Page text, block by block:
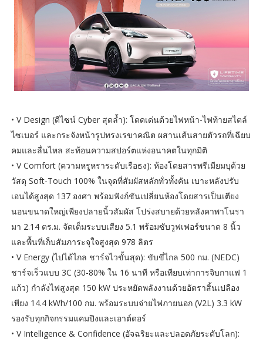
• V Design (ดีไซน์ Cyber สุดล้ำ): โดดเด่นด้วยไฟหน้า-ไฟท้ายสไตล์
ไซเบอร์ และกระจังหน้ารูปทรงเรขาคณิต ผสานเส้นสายตัวรถที่เฉียบ
คมและลื่นไหล สะท้อนความสปอร์ตแห่งอนาคตในทุกมิติ
• V Comfort (ความหรูหราระดับเรือธง): ห้องโดยสารพรีเมียมบุด้วย
วัสดุ Soft-Touch 100% ในจุดที่สัมผัสหลักทั่วทั้งคัน เบาะหลังปรับ
เอนได้สูงสุด 137 องศา พร้อมฟังก์ชันเปลี่ยนห้องโดยสารเป็นเตียง
นอนขนาดใหญ่เพียงปลายนิ้วสัมผัส โปร่งสบายด้วยหลังคาพาโนรา
มา 2.14 ตร.ม. จัดเต็มระบบเสียง 5.1 พร้อมซับวูฟเฟอร์ขนาด 8 นิ้ว
และพื้นที่เก็บสัมภาระจุใจสูงสุด 978 ลิตร
• V Energy (ไปได้ไกล ชาร์จไวขั้นสุด): ขับขี่ไกล 500 กม. (NEDC)
ชาร์จเร็วแบบ 3C (30-80% ใน 16 นาที หรือเทียบเท่าการจิบกาแฟ 1
แก้ว) กำลังไฟสูงสุด 150 kW ประหยัดพลังงานด้วยอัตราสิ้นเปลือง
เพียง 14.4 kWh/100 กม. พร้อมระบบจ่ายไฟภายนอก (V2L) 3.3 kW
รองรับทุกกิจกรรมแคมปิงและเอาต์ดอร์
• V Intelligence & Confidence (อัจฉริยะและปลอดภัยระดับโลก):